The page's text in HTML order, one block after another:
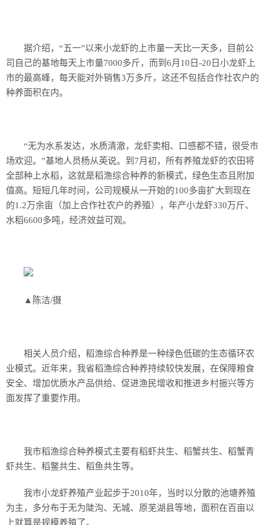
据介绍，“五一”以来小龙虾的上市量一天比一天多，目前公
司自己的基地每天上市量7000多斤，而到6月10日-20日小龙虾上
市的最高峰，每天能对外销售3万多斤，这还不包括合作社农户的
种养面积在内。
“无为水系发达，水质清澈，龙虾卖相、口感都不错，很受市
场欢迎。”基地人员杨从英说。到7月初，所有养殖龙虾的农田将
全部种上水稻，这就是稻渔综合种养的新模式，绿色生态且附加
值高。短短几年时间，公司规模从一开始的100多亩扩大到现在
的1.2万余亩（加上合作社农户的养殖），年产小龙虾330万斤、
水稻6600多吨，经济效益可观。
▲陈洁/摄
相关人员介绍，稻渔综合种养是一种绿色低碳的生态循环农
业模式。近年来，我省稻渔综合种养持续较快发展，在保障粮食
安全、增加优质水产品供给、促进渔民增收和推进乡村振兴等方
面发挥了重要作用。
我市稻渔综合种养模式主要有稻虾共生、稻蟹共生、稻蟹青
虾共生、稻鳖共生、稻鱼共生等。
我市小龙虾养殖产业起步于2010年，当时以分散的池塘养殖
为主，多分布于无为陡沟、无城、原芜湖县等地，面积在百亩以
上就算是规模养殖了。